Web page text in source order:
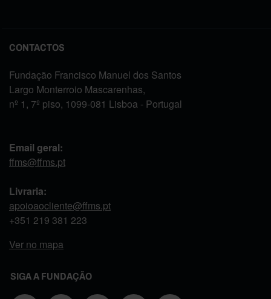
CONTACTOS
Fundação Francisco Manuel dos Santos
Largo Monterroio Mascarenhas,
nº 1, 7º piso, 1099-081 Lisboa - Portugal
Email geral:
ffms@ffms.pt
Livraria:
apoioaocliente@ffms.pt
+351 219 381 223
Ver no mapa
SIGA A FUNDAÇÃO